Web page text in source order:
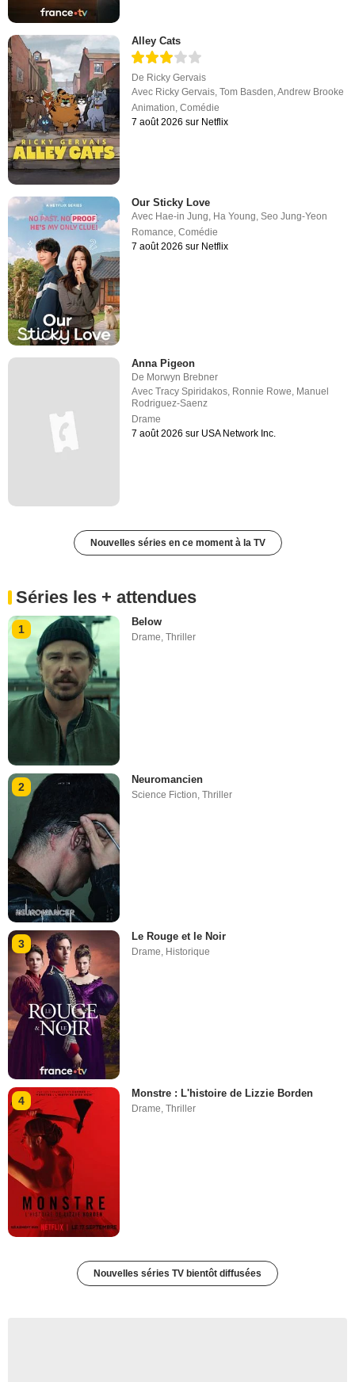
Alley Cats
De Ricky Gervais
Avec Ricky Gervais,Tom Basden,Andrew Brooke
Animation,Comédie
7 août 2026 sur Netflix
Our Sticky Love
Avec Hae-in Jung Ha Young ,Seo Jung-Yeon
Romance ,Comédie
7 août 2026 sur Netflix
Anna Pigeon
De Morwyn Brebner
AvecTracy Spiridakos, Ronnie Rowe, Manuel
Rodriguez-Saenz
Drame
7 août 2026 sur USA Network Inc.
Nouvelles séries en ce moment à la TV
Séries les + attendues
1
Below
Drame,Thriller
2
Neuromancien
Science Fiction ,Thriller
3
Le Rouge et le Noir
Drame, Historique
4
Monstre : L'histoire de Lizzie Borden
Drame,Thriller
Nouvelles séries TV bientôt diffusées